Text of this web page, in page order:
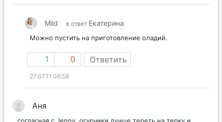
Mild в ответ Екатерина
Можно пустить на приготовление оладий.
1 0 Ответить
27.07.11 08:58
Аня